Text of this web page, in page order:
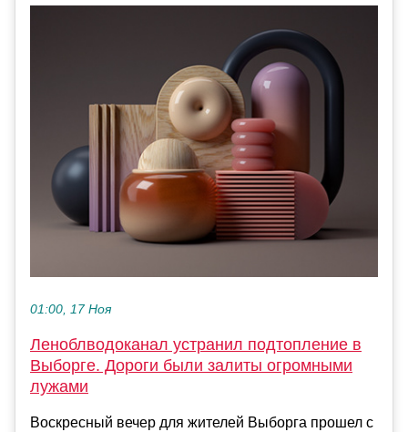
01:00, 17 Ноя
Леноблводоканал устранил подтопление в
Выборге. Дороги были залиты огромными
лужами
Воскресный вечер для жителей Выборга прошел с